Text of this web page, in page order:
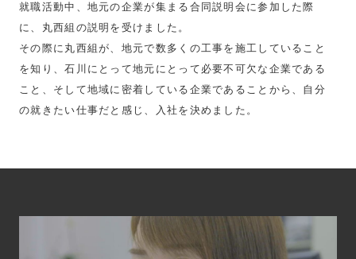
就職活動中、地元の企業が集まる合同説明会に参加した際
に、丸西組の説明を受けました。
その際に丸西組が、地元で数多くの工事を施工していること
を知り、石川にとって地元にとって必要不可欠な企業である
こと、そして地域に密着している企業であることから、自分
の就きたい仕事だと感じ、入社を決めました。